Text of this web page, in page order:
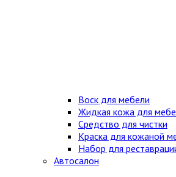
Воск для мебели
Жидкая кожа для
Средство для чистки
Краска для кожаной
Набор для
Автосалон